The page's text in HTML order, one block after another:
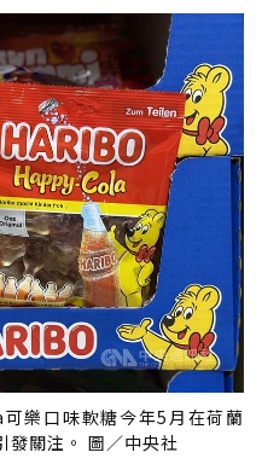
樂口味軟糖今年5月在荷蘭
發關注。 圖／中央社